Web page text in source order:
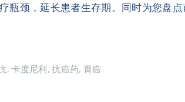
瓶颈，延长患者生存期。同时为您盘
卡度尼利 抗癌药 胃癌